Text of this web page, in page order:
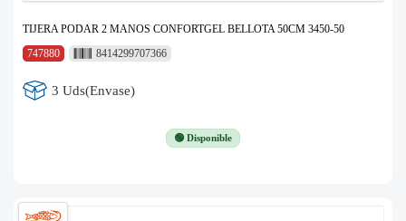
TIJERA PODAR 2 MANOS CONFORTGEL BELLOTA 50CM 3450-50
747880
8414299707366
3 Uds(Envase)
🟢 Disponible